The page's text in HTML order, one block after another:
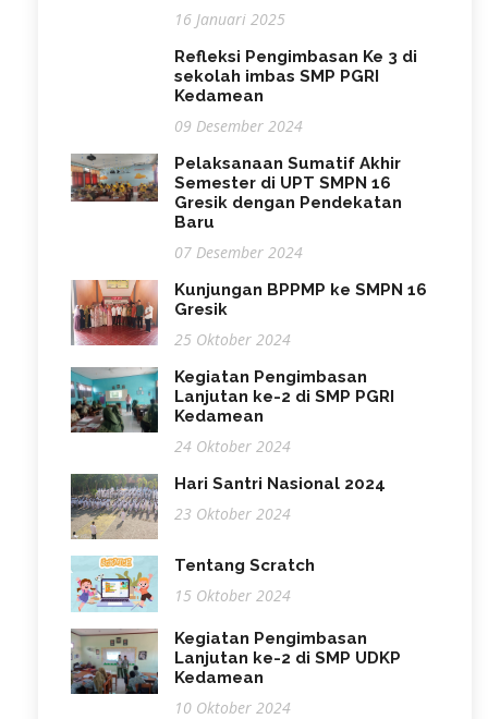
16 Januari 2025
Refleksi Pengimbasan Ke 3 di
sekolah imbas SMP PGRI
Kedamean
09 Desember 2024
Pelaksanaan Sumatif Akhir
Semester di UPT SMPN 16
Gresik dengan Pendekatan
Baru
07 Desember 2024
Kunjungan BPPMP ke SMPN 16
Gresik
25 Oktober 2024
Kegiatan Pengimbasan
Lanjutan ke-2 di SMP PGRI
Kedamean
24 Oktober 2024
Hari Santri Nasional 2024
23 Oktober 2024
Tentang Scratch
15 Oktober 2024
Kegiatan Pengimbasan
Lanjutan ke-2 di SMP UDKP
Kedamean
10 Oktober 2024